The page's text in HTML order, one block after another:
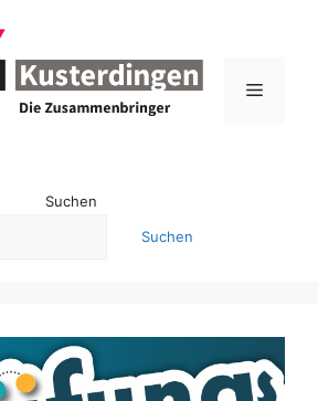
Menü
Suchen
Suchen